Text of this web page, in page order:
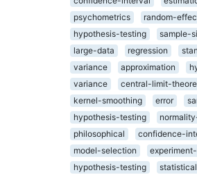
psychometrics
random-
hypothesis-testing
sample-
large-data
regression
variance
approximation
variance
central-limit-
kernel-smoothing
error
hypothesis-testing
philosophical
confidence-
model-selection
hypothesis-testing